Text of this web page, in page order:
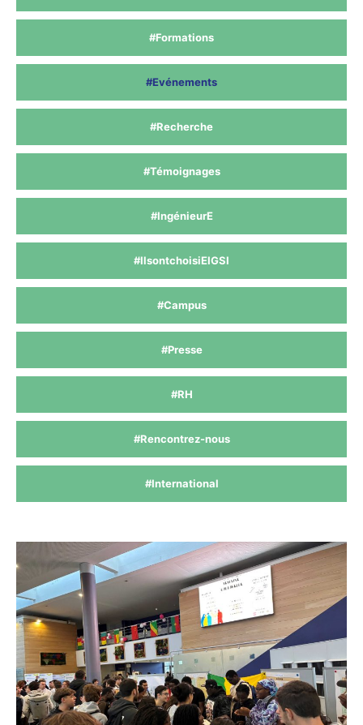
#Formations
#Evénements
#Recherche
#Témoignages
#IngénieurE
#IlsontchoisiEIGSI
#Campus
#Presse
#RH
#Rencontrez-nous
#International